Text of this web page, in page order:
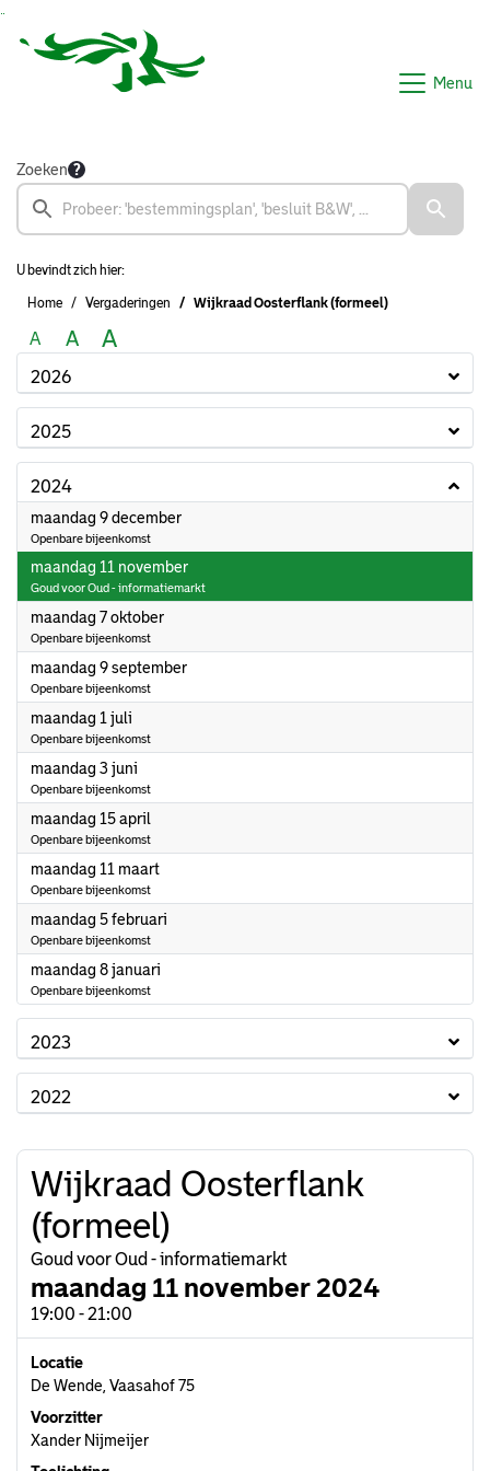
Menu
Zoeken
U bevindt zich hier:
Home Vergaderingen Wijkraad Oosterflank (formeel)
A A A
2026
2025
2024
maandag 9 december2024
Openbare bijeenkomst
maandag 11 november2024
Goud voor Oud - informatiemarkt
maandag 7 oktober2024
Openbare bijeenkomst
maandag 9 september2024
Openbare bijeenkomst
maandag 1 juli
Openbare bijeenkomst
maandag 3 juni
Openbare bijeenkomst
maandag 15 april
Openbare bijeenkomst
maandag 11 maart2024
Openbare bijeenkomst
maandag 5 februari
Openbare bijeenkomst
maandag 8 januari
Openbare bijeenkomst
2023
2022
Wijkraad Oosterflank
(formeel)
Goud voor Oud - informatiemarkt
maandag 11 november 2024
19:00 - 21:00
Locatie
De Wende, Vaasahof 75
Voorzitter
Xander Nijmeijer